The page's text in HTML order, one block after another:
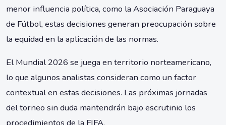
menor influencia política, como la Asociación Paraguaya
de Fútbol, estas decisiones generan preocupación sobre
la equidad en la aplicación de las normas.
El Mundial 2026 se juega en territorio norteamericano,
lo que algunos analistas consideran como un factor
contextual en estas decisiones. Las próximas jornadas
del torneo sin duda mantendrán bajo escrutinio los
procedimientos de la FIFA.